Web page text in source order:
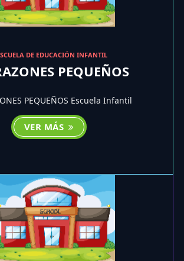
DE EDUCACIÓN INFANTIL
PEQUEÑOS
PEQUEÑOS Escuela Infantil
VER MÁS